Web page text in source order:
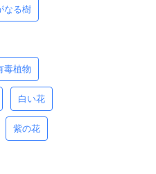
なる樹
毒植物
白い花
紫の花